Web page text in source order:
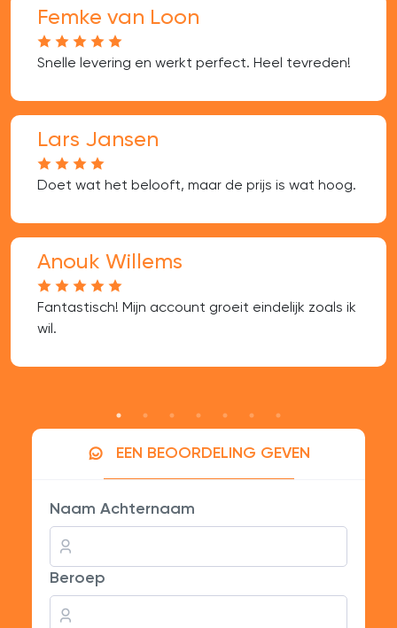
Femke van Loon
Snelle levering en werkt perfect. Heel tevreden!
Lars Jansen
Doet wat het belooft, maar de prijs is wat hoog.
Anouk Willems
Fantastisch! Mijn account groeit eindelijk zoals ik
wil.
EEN BEOORDELING GEVEN
Naam Achternaam
Beroep